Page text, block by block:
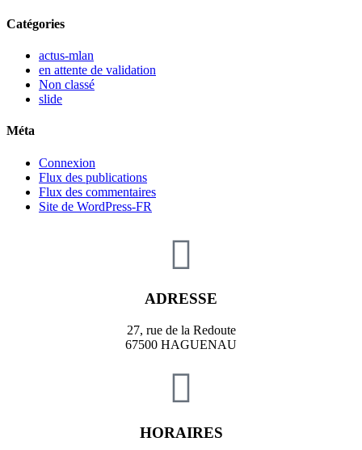
Catégories
actus-mlan
en attente de validation
Non classé
slide
Méta
Connexion
Flux des publications
Flux des commentaires
Site de WordPress-FR
ADRESSE
27, rue de la Redoute
67500 HAGUENAU
HORAIRES